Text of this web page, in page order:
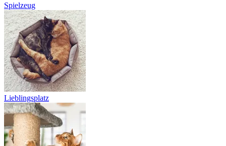
Spielzeug
Lieblingsplatz